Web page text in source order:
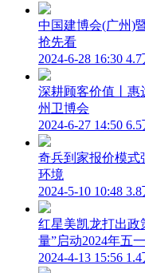
中国建博会(广州)
抢先看
2024-6-28 16:30
深耕顾客价值丨惠
州卫博会
2024-6-27 14:50
奇兵到家报价模式
环境
2024-5-10 10:48
红星美凯龙打出
量”启动2024年五
2024-4-13 15:56